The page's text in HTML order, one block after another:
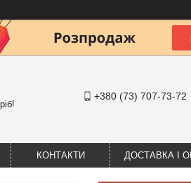
+380 (73) 707-73-72
КОНТАКТИ ДОСТАВКА І